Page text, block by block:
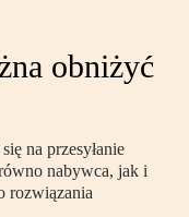
obniżyć
na przesyłanie
nabywca, jak i
rozwiązania